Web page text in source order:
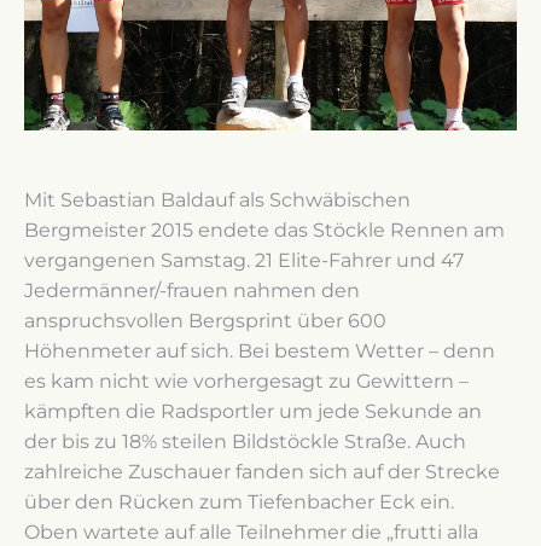
Mit Sebastian Baldauf als Schwäbischen
Bergmeister 2015 endete das Stöckle Rennen am
vergangenen Samstag. 21 Elite-Fahrer und 47
Jedermänner/-frauen nahmen den
anspruchsvollen Bergsprint über 600
Höhenmeter auf sich. Bei bestem Wetter – denn
es kam nicht wie vorhergesagt zu Gewittern –
kämpften die Radsportler um jede Sekunde an
der bis zu 18% steilen Bildstöckle Straße. Auch
zahlreiche Zuschauer fanden sich auf der Strecke
über den Rücken zum Tiefenbacher Eck ein.
Oben wartete auf alle Teilnehmer die „frutti alla